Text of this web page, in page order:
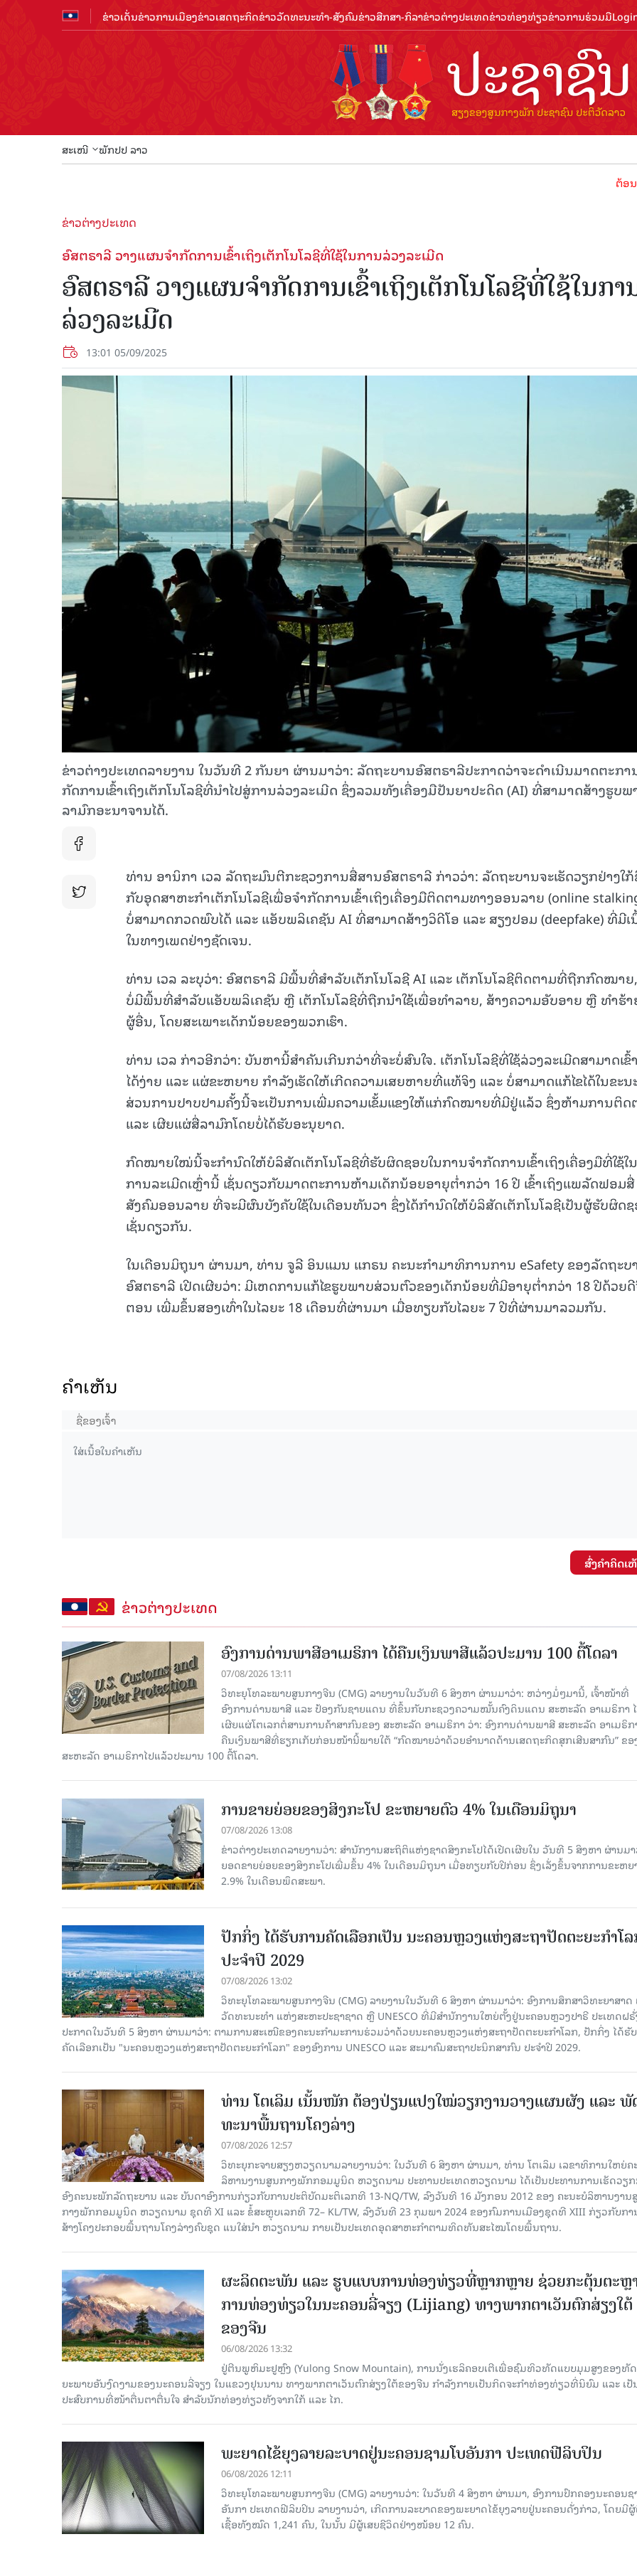
ຂ່າວເດັ່ນຂ່າວການເມືອງຂ່າວເສດຖະກິດຂ່າວວັດທະນະທຳ-ສັງຄົມຂ່າວສືກສາ-ກິລາຂ່າວຕ່າງປະເທດຂ່າວທ່ອງທ່ຽວຂ່າວການຮ່ວມມື
ສະເໜີ ພັກປປ ລາວ
ຕ້ອນຮັບປີທ່
ຂ່າວຕ່າງປະເທດ
ອົສຕຣາລີ ວາງແຜນຈຳກັດການເຂົ້າເຖິງເຕັກໂນໂລຊີທີ່ໃຊ້ໃນການລ່ວງລະເມີດ
ອົສຕຣາລີ ວາງແຜນຈຳກັດການເຂົ້າເຖິງເຕັກໂນໂລຊີທີ່ໃຊ້ໃນກາ
ລ່ວງລະເມີດ
13:01 05/09/2025
ຂ່າວຕ່າງປະເທດລາຍງານ ໃນວັນທີ 2 ກັນຍາ ຜ່ານມາວ່າ: ລັດຖະບານອົສຕຣາລີປະກາດວ່າຈະດໍາເນີນມາດຕະກາ
ກັດການເຂົ້າເຖິງເຕັກໂນໂລຊີທີ່ນຳໄປສູ່ການລ່ວງລະເມີດ ຊຶ່ງລວມທັງເຄື່ອງມືປັນຍາປະດິດ (AI) ທີ່ສາມາດສ້າງຮູບພ
ລາມົກອະນາຈານໄດ້.
ທ່ານ ອານິກາ ເວລ ລັດຖະມົນຕີກະຊວງການສື່ສານອົສຕຣາລີ ກ່າວວ່າ: ລັດຖະບານຈະເຮັດວຽກຢ່າງໃ
ກັບອຸດສາຫະກໍາເຕັກໂນໂລຊີເພື່ອຈໍາກັດການເຂົ້າເຖິງເຄື່ອງມືຕິດຕາມທາງອອນລາຍ (online
ບໍ່ສາມາດກວດພົບໄດ້ ແລະ ແອັບພລິເຄຊັນ AI ທີ່ສາມາດສ້າງວິດີໂອ ແລະ ສຽງປອມ (deepfake) ທີ່ມີເ
ໃນທາງເພດຢ່າງຊັດເຈນ.
ທ່ານ ເວລ ລະບຸວ່າ: ອົສຕຣາລີ ມີພື້ນທີ່ສໍາລັບເຕັກໂນໂລຊີ AI ແລະ ເຕັກໂນໂລຊີຕິດຕາມທີ່ຖືກກົດໝາ
ບໍ່ມີພື້ນທີ່ສໍາລັບແອັບພລິເຄຊັນ ຫຼື ເຕັກໂນໂລຊີທີ່ຖືກນໍາໃຊ້ເພື່ອທໍາລາຍ, ສ້າງຄວາມອັບອາຍ ຫຼື ທໍາຮ້າ
ຜູ້ອື່ນ, ໂດຍສະເພາະເດັກນ້ອຍຂອງພວກເຮົາ.
ທ່ານ ເວລ ກ່າວອີກວ່າ: ບັນຫານີ້ສຳຄັນເກີນກວ່າທີ່ຈະບໍ່ສົນໃຈ. ເຕັກໂນໂລຊີທີ່ໃຊ້ລ່ວງລະເມີດສາມາດເຂົ້
ໄດ້ງ່າຍ ແລະ ແຜ່ຂະຫຍາຍ ກຳລັງເຮັດໃຫ້ເກີດຄວາມເສຍຫາຍທີ່ແທ້ຈິງ ແລະ ບໍ່ສາມາດແກ້ໄຂໄດ້ໃນຂະນ
ສ່ວນການປາບປາມຄັ້ງນີ້ຈະເປັນການເພີ່ມຄວາມເຂັ້ມແຂງໃຫ້ແກ່ກົດໝາຍທີ່ມີຢູ່ແລ້ວ ຊຶ່ງຫ້າມການຕິດ
ແລະ ເຜີຍແຜ່ສື່ລາມົກໂດຍບໍ່ໄດ້ຮັບອະນຸຍາດ.
ກົດໝາຍໃໝ່ນີ້ຈະກຳນົດໃຫ້ບໍລິສັດເຕັກໂນໂລຊີທີ່ຮັບຜິດຊອບໃນການຈຳກັດການເຂົ້າເຖິງເຄື່ອງມືທີ່ໃຊ້ໃນ
ການລະເມີດເຫຼົ່ານີ້ ເຊັ່ນດຽວກັບມາດຕະການຫ້າມເດັກນ້ອຍອາຍຸຕ່ຳກວ່າ 16 ປີ ເຂົ້າເຖິງແພລັດຟອມສື່
ສັງຄົມອອນລາຍ ທີ່ຈະມີຜົນບັງຄັບໃຊ້ໃນເດືອນທັນວາ ຊຶ່ງໄດ້ກຳນົດໃຫ້ບໍລິສັດເຕັກໂນໂລຊີເປັນຜູ້ຮັບຜິດ
ເຊັ່ນດຽວກັນ.
ໃນເດືອນມິຖຸນາ ຜ່ານມາ, ທ່ານ ຈູລີ ອິນແມນ ແກຣນ ຄະນະກໍາມາທິການການ eSafety ຂອງລັດຖະບ
ອົສຕຣາລີ ເປີດເຜີຍວ່າ: ມີເຫດການແກ້ໄຂຮູບພາບສ່ວນຕົວຂອງເດັກນ້ອຍທີ່ມີອາຍຸຕໍ່າກວ່າ 18 ປີດ້ວຍ
ຕອນ ເພີ່ມຂຶ້ນສອງເທົ່າໃນໄລຍະ 18 ເດືອນທີ່ຜ່ານມາ ເມື່ອທຽບກັບໄລຍະ 7 ປີທີ່ຜ່ານມາລວມກັນ.
ຄໍາເຫັນ
ສົ່ງຄໍາຄິດເ
ຂ່າວຕ່າງປະເທດ
ອົງການດ່ານພາສີອາເມຣິກາ ໄດ້ຄືນເງິນພາສີແລ້ວປະມານ 100 ຕື້ໂດລາ
07/08/2026 13:11
ວິທະຍຸໂທລະພາບສູນກາງຈີນ (CMG) ລາຍງານໃນວັນທີ 6 ສິງຫາ ຜ່ານມາວ່າ: ຫວ່າງມໍ່ໆມານີ້, ເຈົ້າໜ້າທີ່
ອົງການດ່ານພາສີ ແລະ ປ້ອງກັນຊາຍແດນ ທີ່ຂຶ້ນກັບກະຊວງຄວາມໝັ້ນຄົງດິນແດນ ສະຫະລັດ ອາເມຣິກາ
ເຜີຍແຜ່ໂຕເລກຕໍ່ສານການຄ້າສາກົນຂອງ ສະຫະລັດ ອາເມຣິກາ ວ່າ: ອົງການດ່ານພາສີ ສະຫະລັດ ອາເມຣິກ
ຄືນເງິນພາສີທີ່ຮຽກເກັບກ່ອນໜ້ານີ້ພາຍໃຕ້ “ກົດໝາຍວ່າດ້ວຍອຳນາດດ້ານເສດຖະກິດສຸກເສີນສາກົນ” ຂອ
ສະຫະລັດ ອາເມຣິກາໄປແລ້ວປະມານ 100 ຕື້ໂດລາ.
ການຂາຍຍ່ອຍຂອງສິງກະໂປ ຂະຫຍາຍຕົວ 4% ໃນເດືອນມິຖຸນາ
07/08/2026 13:08
ຂ່າວຕ່າງປະເທດລາຍງານວ່າ: ສຳນັກງານສະຖິຕິແຫ່ງຊາດສິງກະໂປໄດ້ເປີດເຜີຍໃນ ວັນທີ 5 ສິງຫາ ຜ່ານມາ
ຍອດຂາຍຍ່ອຍຂອງສິງກະໂປເພີ່ມຂຶ້ນ 4% ໃນເດືອນມິຖຸນາ ເມື່ອທຽບກັບປີກ່ອນ ຊຶ່ງເລັ່ງຂຶ້ນຈາກການຂະຫຍ
2.9% ໃນເດືອນພຶດສະພາ.
ປັກກິ່ງ ໄດ້ຮັບການຄັດເລືອກເປັນ ນະຄອນຫຼວງແຫ່ງສະຖາປັດຕະຍະກຳໂ
ປະຈຳປີ 2029
07/08/2026 13:02
ວິທະຍຸໂທລະພາບສູນກາງຈີນ (CMG) ລາຍງານໃນວັນທີ 6 ສິງຫາ ຜ່ານມາວ່າ: ອົງການສຶກສາວິທະຍາສາດ
ວັດທະນະທຳ ແຫ່ງສະຫະປະຊາຊາດ ຫຼື UNESCO ທີ່ມີສຳນັກງານໃຫຍ່ຕັ້ງຢູ່ນະຄອນ​ຫຼວງປາຣີ ປະເທດຝຣັ່
ປະກາດໃນວັນທີ 5 ສິງຫາ ຜ່ານມາວ່າ: ຕາມການສະເໜີຂອງຄະນະກຳມະການຮ່ວມວ່າດ້ວຍນະຄອນຫຼວງແຫ່ງສະຖາປັດຕະຍະກຳໂລກ, ປັກກິ່ງ ໄດ້ຮັ
ຄັດ​ເລືອກເປັນ "ນະຄອນຫຼວງແຫ່ງສະຖາປັດຕະຍະກຳໂລກ" ຂອງອົງການ UNESCO ແລະ ສະມາ​ຄົມສະຖາປະນິກສາກົນ ປະຈຳປີ 2029.
ທ່ານ ໂຕ​ເລິມ ເນັ້ນໜັກ ຕ້ອງ​ປ່ຽນ​ແປງ​ໃໝ່​ວຽກ​ງານ​ວາງ​ແຜນ​ຜັງ ແລະ ​ພັ
ທະ​ນາ​ພື້ນ​ຖານ​ໂຄງ​ລ່າງ
07/08/2026 12:57
ວິທະຍຸກະຈາຍສຽງຫວຽດນາມລາຍງານວ່າ: ໃນ​ວັນ​ທີ 6 ສິງ​ຫາ ຜ່ານມາ, ທ່ານ ໂຕ​ເລິມ ເລ​ຂາ​ທິ​ການ​ໃຫຍ່​ຄ
ລິ​ຫານ​ງານ​ສູນ​ກາງ​ພັກ​ກອມ​ມູ​ນິດ ຫວຽດ​ນາມ ປະ​ທານ​ປະ​ເທດຫວຽດ​ນາມ ໄດ້​ເປັນ​ປະ​ທານ​ການ​ເຮັດ​ວຽ
ອົງ​ຄະ​ນະ​ພັກ​ລັດ​ຖະ​ບານ ແລະ ບັນ​ດາ​ອົງ​ການ​ກ່ຽວ​ກັບ​ການ​ປະ​ຕິ​ບັດ​ມະ​ຕິ​ເລກ​ທີ 13-NQ/TW, ລົງວັນ​ທີ 16 ມັງ​ກອນ 2012 ຂອງ ຄະ​ນະ​ບໍ​ລິ​ຫານ​ງານ​
ກາງ​ພັກ​ກອມ​ມູ​ນິດ ຫວຽດ​ນາມ ຊຸດ​ທີ XI ແລະ ຂໍ້​ສະ​ຫຼຸບ​ເລກ​ທີ 72– KL/TW, ​ລົງວັນ​ທີ 23 ກຸມ​ພາ 2024 ຂອງ​ກົມ​ການ​ເມື​ອງ​ຊຸດ​ທີ XIII ກ່ຽວ​ກັບ​ກ
ສ້າງ​ໂຄງ​ປະ​ກອບ​ພື້ນ​ຖານ​ໂຄງ​ລ່າງຄົບ​ຊຸດ ແນ​ໃສ່​ນຳ ຫວຽດ​ນາມ ກາຍ​ເປັນ​ປະ​ເທດ​ອຸດ​ສາ​ຫະ​ກຳ​ຕາມ​ທິດ​ທັນ​ສະ​ໄໝ​ໂດຍ​ພື້ນ​ຖານ.
ຜະລິດຕະພັນ ແລະ ຮູບແບບການທ່ອງທ່ຽວທີ່ຫຼາກຫຼາຍ ຊ່ວຍກະຕຸ້ນຕະຫຼ
ການທ່ອງທ່ຽວໃນນະຄອນລີ່ຈຽງ (Lijiang) ທາງພາກຕາເວັນຕົກສ່ຽງໃຕ້
ຂອງຈີນ
06/08/2026 13:32
ຢູ່ຕີນພູຫິມະຢູຫຼົງ (Yulong Snow Mountain), ການນັ່ງເຮລິຄອບເຕີເພື່ອຊົມທິວທັດແບບມຸມສູງຂອງທັ
ຍະພາບອັນງົດງາມຂອງນະຄອນລີ່ຈຽງ ໃນແຂວງຢຸນນານ ທາງພາກຕາເວັນຕົກສ່ຽງໃຕ້ຂອງຈີນ ກຳລັງກາຍເປັນກິດຈະກຳທ່ອງທ່ຽວທີ່ນິຍົມ ແລະ ເປັ
ປະສົບການທີ່ໜ້າຕື່ນຕາຕື່ນໃຈ ສຳລັບນັກທ່ອງທ່ຽວທັງຈາກໃກ້ ແລະ ໄກ.
ພະຍາດໄຂ້ຍຸງລາຍລະບາດຢູ່ນະຄອນຊາມໂບ​ອັນກາ ປະເທດຟີລິບປິນ
06/08/2026 12:11
ວິທະຍຸໂທລະພາບສູນກາງຈີນ (CMG) ລາຍງານວ່າ: ໃນວັນທີ 4 ສິງ​ຫາ ຜ່ານມາ, ອົງການ​ປົກ​ຄອງນະຄອນຊ
ອັນກາ ປະເທດຟີລິບປິນ ລາຍ​ງານວ່າ, ເກີດ​ການລະບາດ​ຂອງພະຍາດໄຂ້ຍຸງລາຍຢູ່ນະຄອນດັ່ງກ່າວ, ໂດຍມີ
ເຊື້ອ​ທັງ​ໝົດ 1,241 ຄົນ, ໃນນັ້ນ ມີຜູ້ເສຍຊີວິດຢ່າງໜ້ອຍ 12 ຄົນ.
15.040(07-08-